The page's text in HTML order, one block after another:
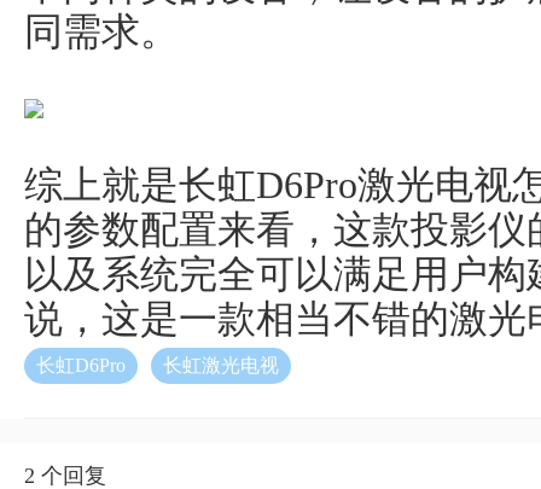
同需求。
综上就是长虹D6Pro激光电视
的参数配置来看，这款投影
以及系统完全可以满足用户
说，这是一款相当不错的激光
长虹D6Pro 长虹激光电视
2 个回复